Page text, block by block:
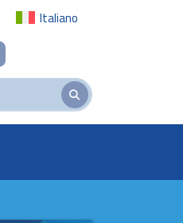
Italiano